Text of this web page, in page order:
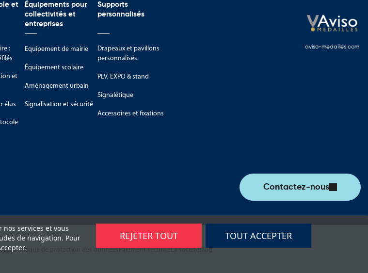
et
:
et
élus
Équipements pour
collectivités et
entreprises
Equipement de mairie
Équipement scolaire
Aménagement urbain
Signalisation et sécurité
Supports
personnalisés
Drapeaux et pavillons
personnalisés
PLV, EXPO & stand
Signalétique
Accessoires et fixations
services et vous
de navigation. Pour
REJETER TOUT TOUT ACCEPTER
aviso-medailles.com
Contactez-nous
Politique de protection des donnéesPaiement sécuriséLa sociétéBlog